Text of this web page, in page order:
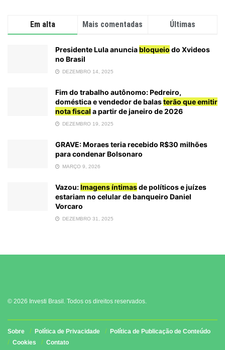
Em alta Mais comentadas Últimas
Presidente Lula anunciabloqueio do Xvideos
no Brasil
DEZEMBRO 14, 2025
Fim do trabalho autônomo: Pedreiro,
doméstica e vendedor de balasterão que emitir
nota fiscal a partir de janeiro de 2026
DEZEMBRO 19, 2025
GRAVE: Moraes teria recebido R$30 milhões
para condenar Bolsonaro
MARÇO 9, 2026
Vazou:Imagens íntimasde políticos e juízes
estariam no celular de banqueiro Daniel
Vorcaro
DEZEMBRO 31, 2025
© 2026 Investi Brasil. Todos os direitos reservados.
Sobre Política de Privacidade
Política de Publicação de Conteúdo
Cookies
Contato